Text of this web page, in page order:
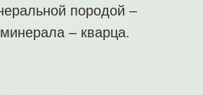
породой –
минерала – кварца.